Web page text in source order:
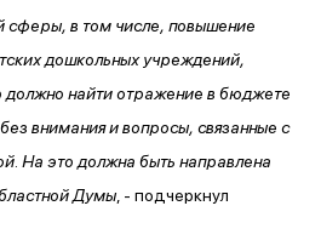
в том числе, повышение
дошкольных учреждений,
должно найти отражение в бюджете
внимания и вопросы, связанные с
На это должна быть направлена
Думы , - подчеркнул